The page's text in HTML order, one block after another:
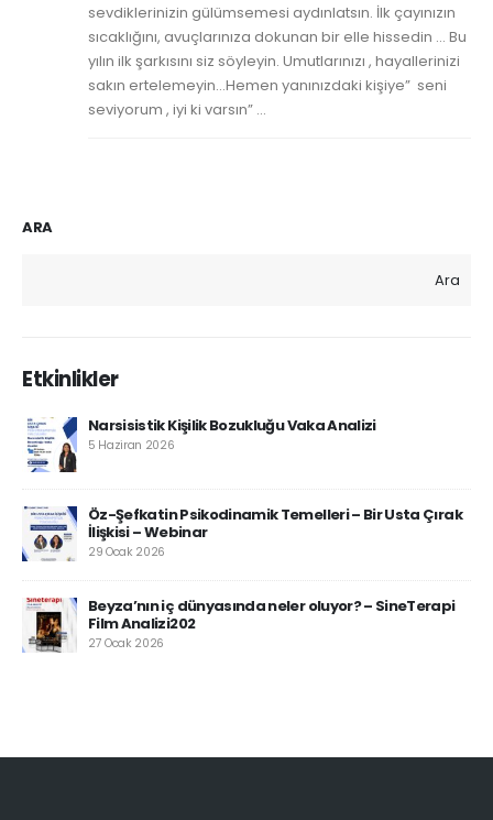
sevdiklerinizin gülümsemesi aydınlatsın. İlk çayınızın
sıcaklığını, avuçlarınıza dokunan bir elle hissedin … Bu
yılın ilk şarkısını siz söyleyin. Umutlarınızı , hayallerinizi
sakın ertelemeyin…Hemen yanınızdaki kişiye” seni
seviyorum , iyi ki varsın” ...
ARA
Ara
Etkinlikler
Narsisistik Kişilik Bozukluğu Vaka Analizi
5 Haziran 2026
Öz-Şefkatin Psikodinamik Temelleri – Bir Usta Çırak
İlişkisi – Webinar
29 Ocak 2026
Beyza’nın iç dünyasında neler oluyor? – SineTerapi
Film Analizi202
27 Ocak 2026